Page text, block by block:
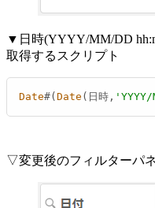
▼日時(YYYY/MM/DD
取得するスクリプト
Date#( Date (日時, 'YYYY/
▽変更後のフィルターパ